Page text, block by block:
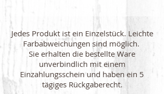
Jedes Produkt ist ein Einzelstück. Leichte
Farbabweichungen sind möglich.
Sie erhalten die bestellte Ware
unverbindlich mit einem
Einzahlungsschein und haben ein 5
tägiges Rückgaberecht.